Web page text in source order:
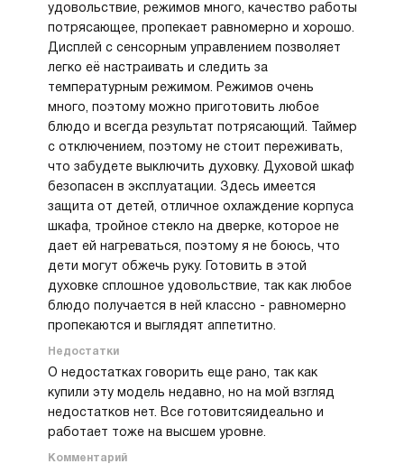
на всякое простое. Так что понимаете какая
головная больше выдавалась у мамы, когда она
шла готовить семейные или праздничные
С появлением этого духового шкафа у нее
много и с большим удовольствием, так как
благодаря большому выбору режимов очень
экономятся у нее силы, которых, как
вы понимаете, в ее возрасте не так уж и много,
пусть она и молода душой.
Ну и то, что тут есть функция очистки паром,
Не надо убивать силы и нервы на чистку
удовольствие, режимов много, качество работы
потрясающее, пропекает равномерно и хорошо.
Дисплей с сенсорным управлением позволяет
легко её настраивать и следить за
температурным режимом. Режимов очень
много, поэтому можно приготовить любое
блюдо и всегда результат потрясающий. Таймер
с отключением, поэтому не стоит переживать,
что забудете выключить духовку. Духовой шкаф
безопасен в эксплуатации. Здесь имеется
защита от детей, отличное охлаждение корпуса
шкафа, тройное стекло на дверке, которое не
дает ей нагреваться, поэтому я не боюсь, что
дети могут обжечь руку. Готовить в этой
духовке сплошное удовольствие, так как любое
блюдо получается в ней классно - равномерно
пропекаются и выглядят аппетитно.
Недостатки
О недостатках говорить еще рано, так как
купили эту модель недавно, но на мой взгляд
недостатков нет. Все готовитсяидеально и
работает тоже на высшем уровне.
Комментарий